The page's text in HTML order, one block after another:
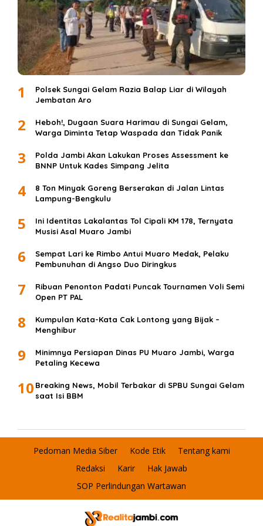
1
Polsek Sungai Gelam Razia Balap Liar di Wilayah
Jembatan Aro
2
Heboh!, Dugaan Suara Harimau di Sungai Gelam,
Warga Diminta Tetap Waspada dan Tidak Panik
3
Polda Jambi Akan Lakukan Proses Assessment ke
BNNP Untuk Kades Simpang Jelita
4
8 Ton Minyak Goreng Berserakan di Jalan Lintas
Lampung-Bengkulu
5
Ini Identitas Lakalantas Tol Cipali KM 178, Ternyata
Musisi Asal Muaro Jambi
6
Sempat Lari ke Rimbo Antui Muaro Medak, Pelaku
Pembunuhan di Angso Duo Diringkus
7
Ribuan Penonton Padati Puncak Tournamen Voli Semi
Open PT PAL
8
Kumpulan Kata-Kata Cak Lontong yang Bijak –
Menghibur
9
Minimnya Persiapan Dinas PU Muaro Jambi, Warga
Petaling Kecewa
10 Breaking News, Mobil Terbakar di SPBU Sungai Gelam
saat Isi BBM
Pedoman Media Siber Kode Etik
Tentang kami
Redaksi
Karir
Hak Jawab
SOP Perlindungan Wartawan